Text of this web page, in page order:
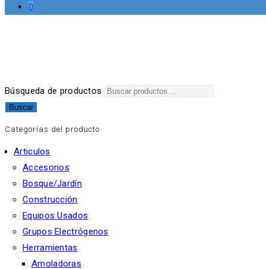
0
Búsqueda de productos
Buscar
Categorías del producto
Articulos
Accesorios
Bosque/Jardín
Construcción
Equipos Usados
Grupos Electrógenos
Herramientas
Amoladoras